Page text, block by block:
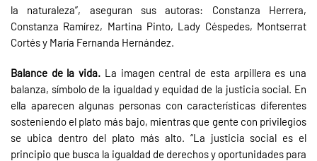
la naturaleza”, aseguran sus autoras: Constanza Herrera,
Constanza Ramírez, Martina Pinto, Lady Céspedes, Montserrat
Cortés y María Fernanda Hernández.
Balance de la vida. La imagen central de esta arpillera es una
balanza, símbolo de la igualdad y equidad de la justicia social. En
ella aparecen algunas personas con características diferentes
sosteniendo el plato más bajo, mientras que gente con privilegios
se ubica dentro del plato más alto. “La justicia social es el
principio que busca la igualdad de derechos y oportunidades para